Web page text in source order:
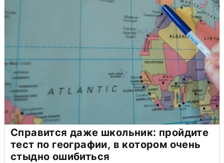
Справится даже школьник: пройдите
тест по географии, в котором очень
стыдно ошибиться